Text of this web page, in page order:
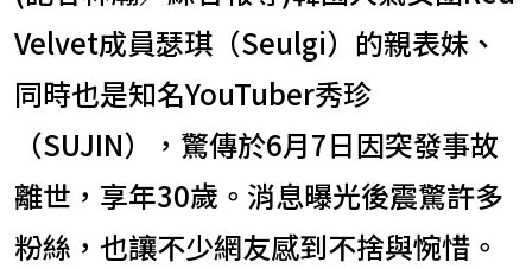
Velvet成員瑟琪（Seulgi）的親表妹、
同時也是知名YouTuber秀珍
（SUJIN），驚傳於6月7日因突發事故
離世，享年30歲。消息曝光後震驚許多
粉絲，也讓不少網友感到不捨與惋惜。